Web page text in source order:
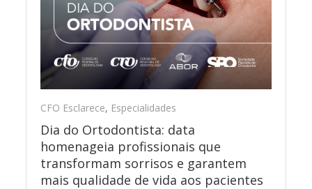
CFO Esclarece, Especialidades
Dia do Ortodontista: data
homenageia profissionais que
transformam sorrisos e garantem
mais qualidade de vida aos pacientes